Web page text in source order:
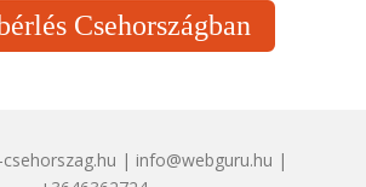
Csehországban
| info@webguru.hu |